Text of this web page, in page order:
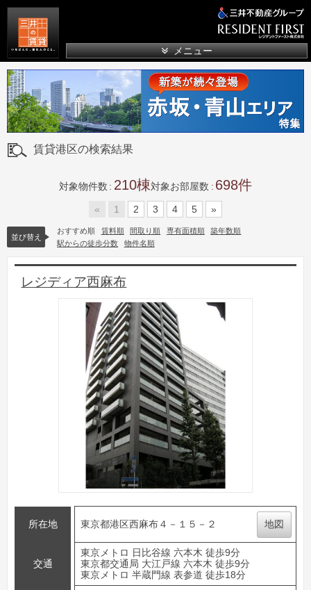
メニュー
賃貸港区の検索結果
対象物件数 210 対象お部屋数 698
« 1 2 3 4 5 »
並び替え
おすすめ順 賃料順 間取り順 専有面積順
築年数順
駅からの徒歩分数
物件名順
レジディア西麻布
所在地 東京都港区西麻布４－１５－２ 地図
交通
東京メトロ 日比谷線 六本木 徒歩9分
東京都交通局 大江戸線 六本木 徒歩9分
東京メトロ 半蔵門線 表参道 徒歩18分